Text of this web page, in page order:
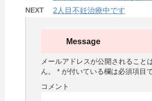
NEXT 2人目不妊治療中です
Message
メールアドレスが公開されること
ん。
* が付いている欄は必須項目
コメント